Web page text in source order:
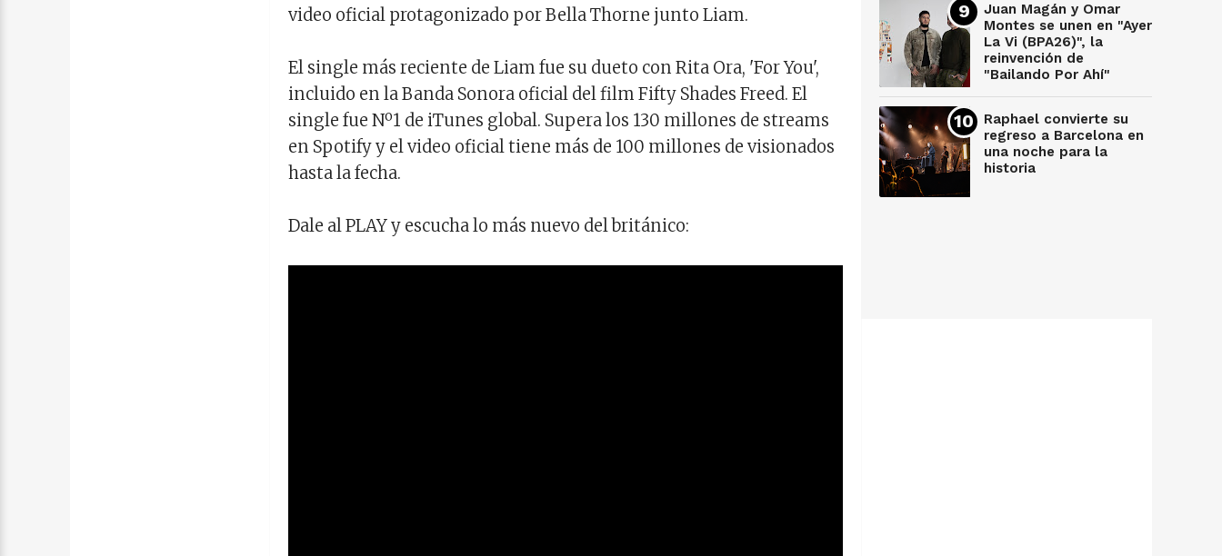
video oficial protagonizado por Bella Thorne junto Liam.
El single más reciente de Liam fue su dueto con Rita Ora, 'For You',
incluido en la Banda Sonora oficial del film Fifty Shades Freed. El
single fue Nº1 de iTunes global. Supera los 130 millones de streams
en Spotify y el video oficial tiene más de 100 millones de visionados
hasta la fecha.
Dale al PLAY y escucha lo más nuevo del británico:
Juan Magán y Omar
Montes se unen en "Ayer
La Vi (BPA26)", la
reinvención de
"Bailando Por Ahí"
Raphael convierte su
regreso a Barcelona en
una noche para la
historia